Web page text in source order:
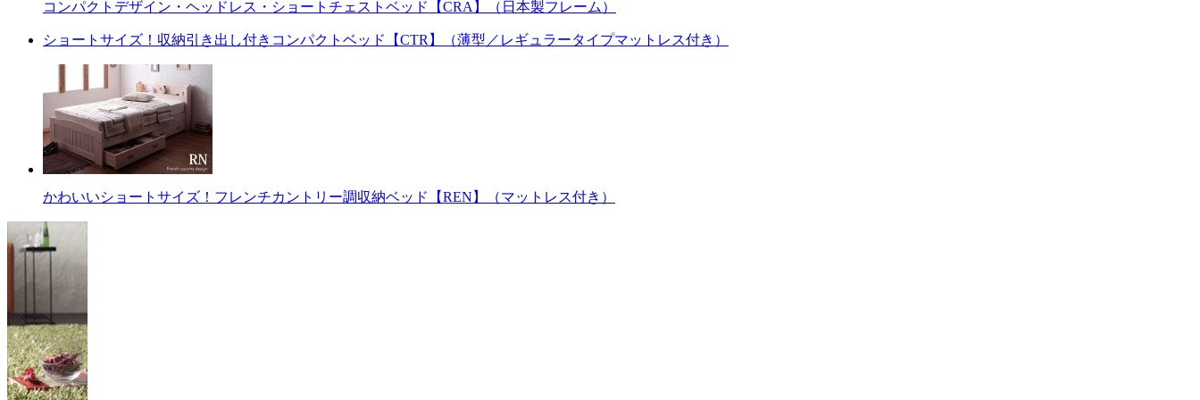
コンパクトデザイン・ヘッドレス・ショートチェストベッド【CRA】（日本製フレーム）
ショートサイズ！収納引き出し付きコンパクトベッド【CTR】（薄型／レギュラータイプマットレス付き）
かわいいショートサイズ！フレンチカントリー調収納ベッド【REN】（マットレス付き）